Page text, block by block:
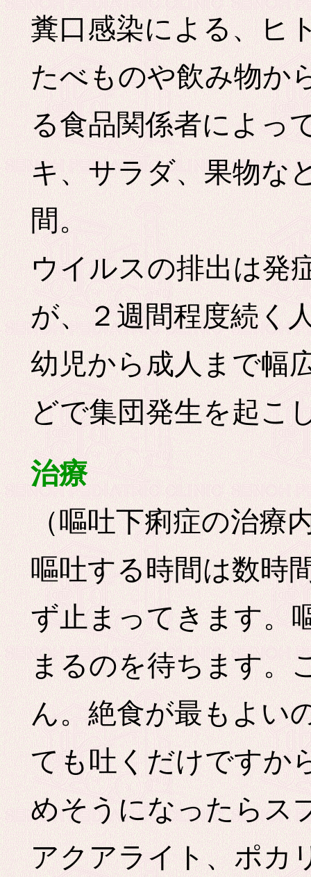
糞口感染による、ヒ
たべものや飲み物か
る食品関係者によっ
キ、サラダ、果物な
間。
ウイルスの排出は発
が、２週間程度続く
幼児から成人まで幅
どで集団発生を起こ
治療
（嘔吐下痢症の治療
嘔吐する時間は数時
ず止まってきます。
まるのを待ちます。
ん。絶食が最もよい
ても吐くだけですか
めそうになったらス
アクアライト、ポカ